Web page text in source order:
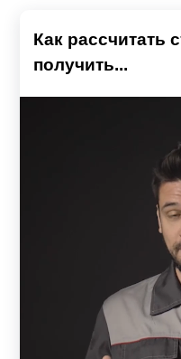
Как рассчитать
получить...